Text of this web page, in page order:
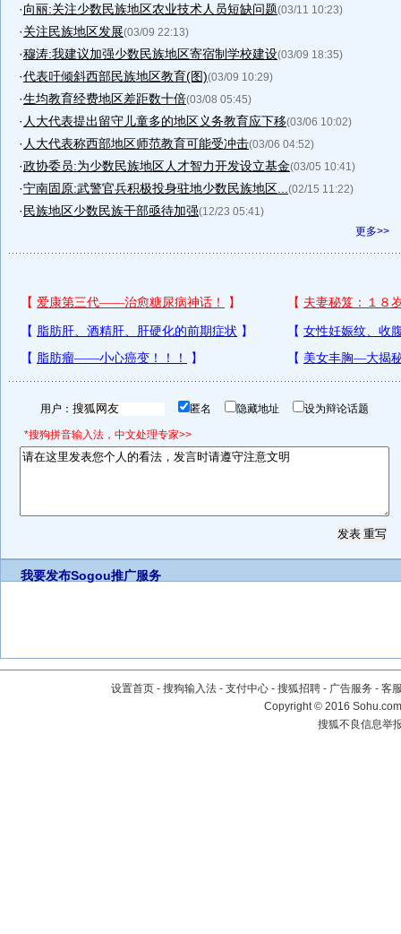
·向丽:关注少数民族地区农业技术人员短缺问题(03/11 10:23)
·关注民族地区发展(03/09 22:13)
·穆涛:我建议加强少数民族地区寄宿制学校建设(03/09 18:35)
·代表吁倾斜西部民族地区教育(图)(03/09 10:29)
·生均教育经费地区差距数十倍(03/08 05:45)
· 人大代表提出留守儿童多的地区义务教育应下移(03/06 10:02)
· 人大代表称西部地区师范教育可能受冲击(03/06 04:52)
·政协委员:为少数民族地区人才智力开发设立基金(03/05 10:41)
·宁南固原:武警官兵积极投身驻地少数民族地区... (02/15 11:22)
· 民族地区少数民族干部亟待加强(12/23 05:41)
更多>>
用户： 匿名 隐藏地址 设为辩论话题
*搜狗拼音输入法，中文处理专家>>
我要发布Sogou推广服务
设置首页 - 搜狗输入法 - 支付中心 - 搜狐招聘 - 广告服务 - 客
Copyright©2016
搜狐不良信息举